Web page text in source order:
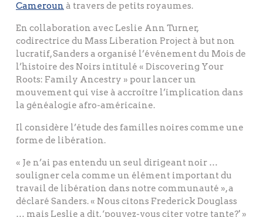
Cameroun à travers de petits royaumes.
En collaboration avec Leslie Ann Turner,
codirectrice du Mass Liberation Project à but non
lucratif, Sanders a organisé l’événement du Mois de
l’histoire des Noirs intitulé « Discovering Your
Roots: Family Ancestry » pour lancer un
mouvement qui vise à accroître l’implication dans
la généalogie afro-américaine.
Il considère l’étude des familles noires comme une
forme de libération.
« Je n’ai pas entendu un seul dirigeant noir …
souligner cela comme un élément important du
travail de libération dans notre communauté », a
déclaré Sanders. « Nous citons Frederick Douglass
… mais Leslie a dit, ‘pouvez-vous citer votre tante?' »